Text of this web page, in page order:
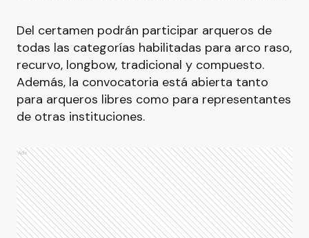
Del certamen podrán participar arqueros de
todas las categorías habilitadas para arco raso,
recurvo, longbow, tradicional y compuesto.
Además, la convocatoria está abierta tanto
para arqueros libres como para representantes
de otras instituciones.
Ads